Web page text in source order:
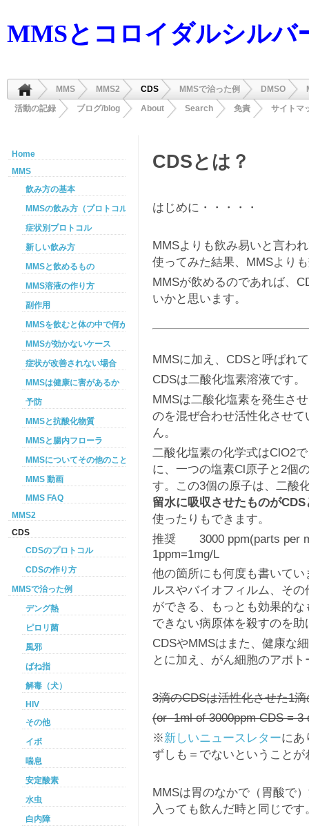
MMSとコロイダルシルバ
MMS MMS2 CDS MMSで治った例 DMSO
活動の記録
ブログ/blog About Search 免責 サイトマ
CDSとは？
はじめに・・・・・
MMSよりも飲み易いと言わ
使ってみた結果、MMSより
MMSが飲めるのであれば、
いかと思います。
MMSに加え、CDSと呼ばれ
CDSは二酸化塩素溶液です。
MMSは二酸化塩素を発生さ
のを混ぜ合わせ活性化させ
ん。
二酸化塩素の化学式はClO2
に、一つの塩素Cl原子と2個
す。この3個の原子は、二酸
留水に吸収させたものが
使ったりもできます。
推奨 3000 ppm(parts
1ppm=1mg/L
他の箇所にも何度も書いて
ルスやバイオフィルム、そ
ができる、もっとも効果的
できない病原体を殺すのを助
CDSやMMSはまた、健康な
とに加え、がん細胞のアポ
3滴のCDSは活性化させた1
(or 1ml of 3000ppm CDS =
※新しいニュースレターにあ
ずしも＝でないということが
MMSは胃のなかで（胃酸で
入っても飲んだ時と同じです
Home
MMS
飲み方の基本
MMSの飲み方（プロトコル）
症状別プロトコル
新しい飲み方
MMSと飲めるもの
MMS溶液の作り方
副作用
MMSを飲むと体の中で何が起こるか
MMSが効かないケース
症状が改善されない場合
MMSは健康に害があるか
予防
MMSと抗酸化物質
MMSと腸内フローラ
MMSについてその他のこと
MMS 動画
MMS FAQ
MMS2
CDS
CDSのプロトコル
CDSの作り方
MMSで治った例
デング熱
ピロリ菌
風邪
ばね指
解毒（犬）
HIV
その他
イボ
喘息
安定酸素
水虫
白内障